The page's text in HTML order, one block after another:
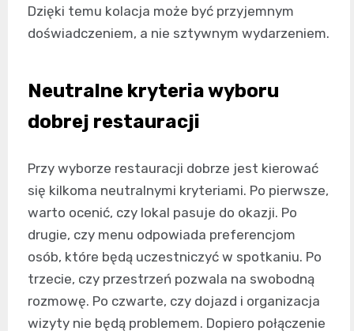
Dzięki temu kolacja może być przyjemnym
doświadczeniem, a nie sztywnym wydarzeniem.
Neutralne kryteria wyboru
dobrej restauracji
Przy wyborze restauracji dobrze jest kierować
się kilkoma neutralnymi kryteriami. Po pierwsze,
warto ocenić, czy lokal pasuje do okazji. Po
drugie, czy menu odpowiada preferencjom
osób, które będą uczestniczyć w spotkaniu. Po
trzecie, czy przestrzeń pozwala na swobodną
rozmowę. Po czwarte, czy dojazd i organizacja
wizyty nie będą problemem. Dopiero połączenie